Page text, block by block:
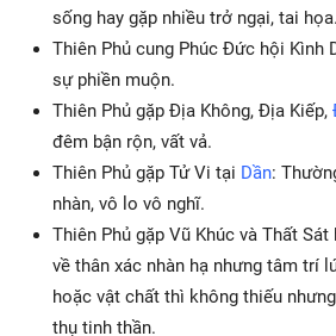
sống hay gặp nhiều trở ngại, tai họa.
Thiên Phủ cung Phúc Đức hội Kình
sự phiền muộn.
Thiên Phủ gặp Địa Không, Địa Kiếp,
đêm bận rộn, vất vả.
Thiên Phủ gặp Tử Vi tại Dần:
nhàn, vô lo vô nghĩ.
Thiên Phủ gặp Vũ Khúc và Thất
về thân xác nhàn hạ nhưng tâm trí
hoặc vật chất thì không thiếu
thụ tinh thần.